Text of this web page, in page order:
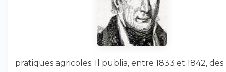
pratiques agricoles. Il publia, entre 1833 et 1842, des